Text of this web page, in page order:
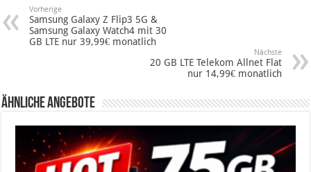
Vorherige
Samsung Galaxy Z Flip3 5G &
Samsung Galaxy Watch4 mit 30
GB LTE nur 39,99€ monatlich
Nächste
20 GB LTE Telekom Allnet Flat
nur 14,99€ monatlich
Ähnliche Angebote